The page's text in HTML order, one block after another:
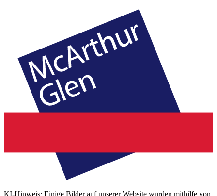
KI-Hinweis: Einige Bilder auf unserer Website wurden mithilfe von